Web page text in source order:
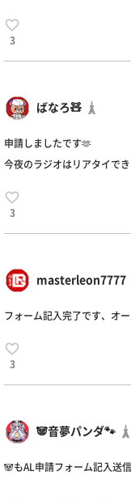
3
ばなろ🧸
申請しましたです🫶
今夜のラジオはリアタイで
3
masterleon7777
フォーム記入完了です、オ
3
🐼音夢パンダ🐾
🐼もAL申請フォーム記入送